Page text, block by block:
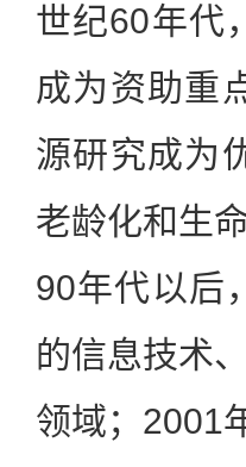
世纪60年代
成为资助重
源研究成为
老龄化和生
90年代以后
的信息技术
领域；2001